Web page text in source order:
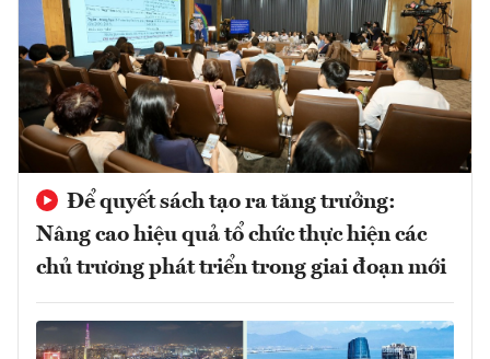
Để quyết sách tạo ra tăng trưởng:
Nâng cao hiệu quả tổ chức thực hiện các
chủ trương phát triển trong giai đoạn mới